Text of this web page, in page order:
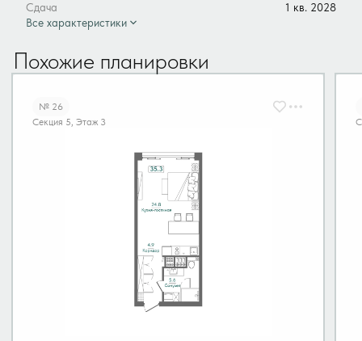
Сдача
1 кв. 2028
Все характеристики
Похожие планировки
№ 26
Секция 5, Этаж 3